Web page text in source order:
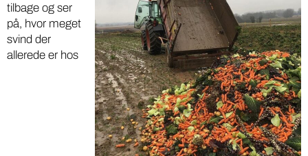
tilbage og ser
på, hvor meget
svind der
allerede er hos